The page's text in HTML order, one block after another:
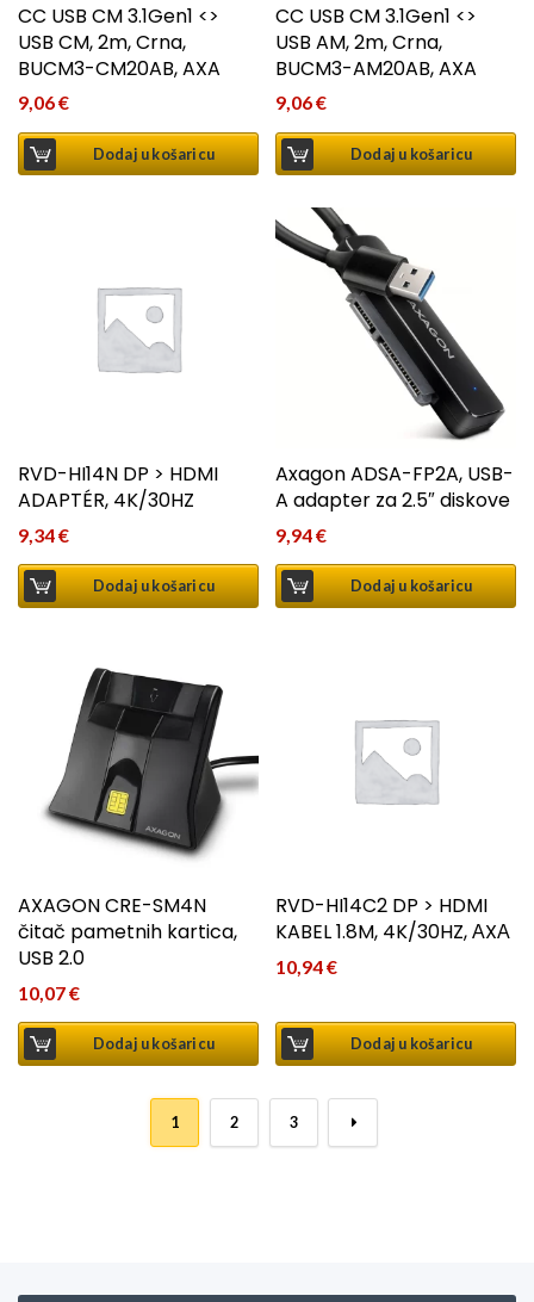
CC USB CM 3.1Gen1 <>
USB CM, 2m, Crna,
BUCM3-CM20AB, AXA
9,06€
Dodaj u košaricu
CC USB CM 3.1Gen1 <>
USB AM, 2m, Crna,
BUCM3-AM20AB, AXA
9,06€
Dodaj u košaricu
RVD-HI14N DP > HDMI
ADAPTÉR, 4K/30HZ
9,34€
Dodaj u košaricu
Axagon ADSA-FP2A, USB-
A adapter za 2.5″ diskove
9,94€
Dodaj u košaricu
AXAGON CRE-SM4N
čitač pametnih kartica,
USB 2.0
10,07€
Dodaj u košaricu
RVD-HI14C2 DP > HDMI
KABEL 1.8M, 4K/30HZ, АXА
10,94€
Dodaj u košaricu
1 2 3 →